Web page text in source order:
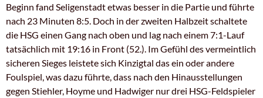
Beginn fand Seligenstadt etwas besser in die Partie und führte
nach 23 Minuten 8:5. Doch in der zweiten Halbzeit schaltete
die HSG einen Gang nach oben und lag nach einem 7:1-Lauf
tatsächlich mit 19:16 in Front (52.). Im Gefühl des vermeintlich
sicheren Sieges leistete sich Kinzigtal das ein oder andere
Foulspiel, was dazu führte, dass nach den Hinausstellungen
gegen Stiehler, Hoyme und Hadwiger nur drei HSG-Feldspieler